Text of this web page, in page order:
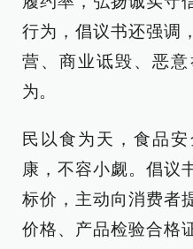
行为，倡议书还强调
营、商业诋毁、恶
为。
民以食为天，食品
康，不容小觑。倡议
标价，主动向消费者
价格、产品检验合格